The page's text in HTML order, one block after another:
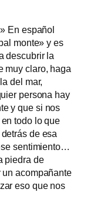
En español
monte» y es
descubrir la
muy claro, haga
del mar,
persona hay
y que si nos
todo lo que
de esa
sentimiento…
piedra de
acompañante
eso que nos